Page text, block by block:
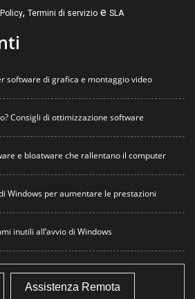
, Termini di servizio e SLA
software di grafica e montaggio video
Consigli di ottimizzazione software
e bloatware che rallentano il computer
Windows per aumentare le prestazioni
inutili all’avvio di Windows
Assistenza Remota